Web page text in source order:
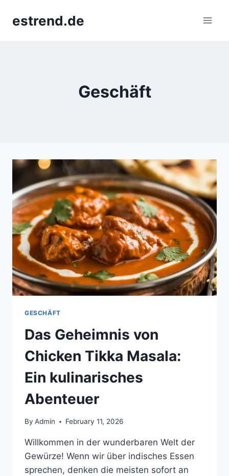
estrend.de
Geschäft
GESCHÄFT
Das Geheimnis von
Chicken Tikka Masala:
Ein kulinarisches
Abenteuer
By Admin February 11, 2026
Willkommen in der wunderbaren Welt der
Gewürze! Wenn wir über indisches Essen
sprechen, denken die meisten sofort an